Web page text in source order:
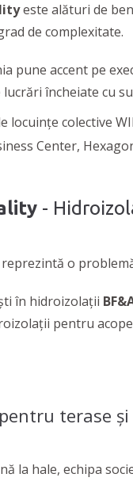
este alături de
de complexitate.
pune accent pe
încheiate cu
locuințe colective
Center,
-
o
în hidroizolații
pentru
terase
la hale, echipa